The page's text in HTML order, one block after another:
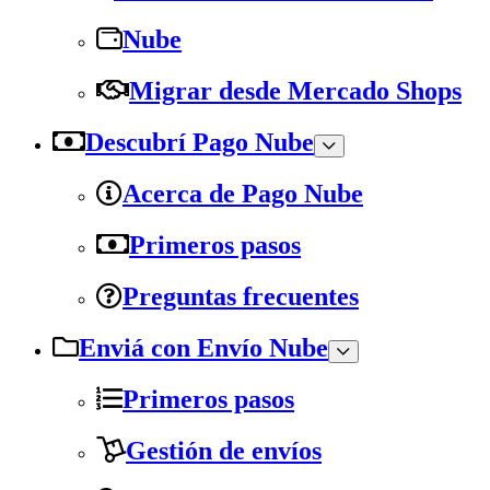
Nube
Migrar desde Mercado Shops
Descubrí Pago Nube
Acerca de Pago Nube
Primeros pasos
Preguntas frecuentes
Enviá con Envío Nube
Primeros pasos
Gestión de envíos